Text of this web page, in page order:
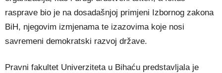
rasprave bio je na dosadašnjoj primjeni Izbornog zakona
BiH, njegovim izmjenama te izazovima koje nosi
savremeni demokratski razvoj države.
Pravni fakultet Univerziteta u Bihaću predstavljala je